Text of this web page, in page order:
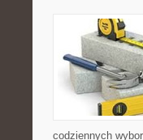
codziennych